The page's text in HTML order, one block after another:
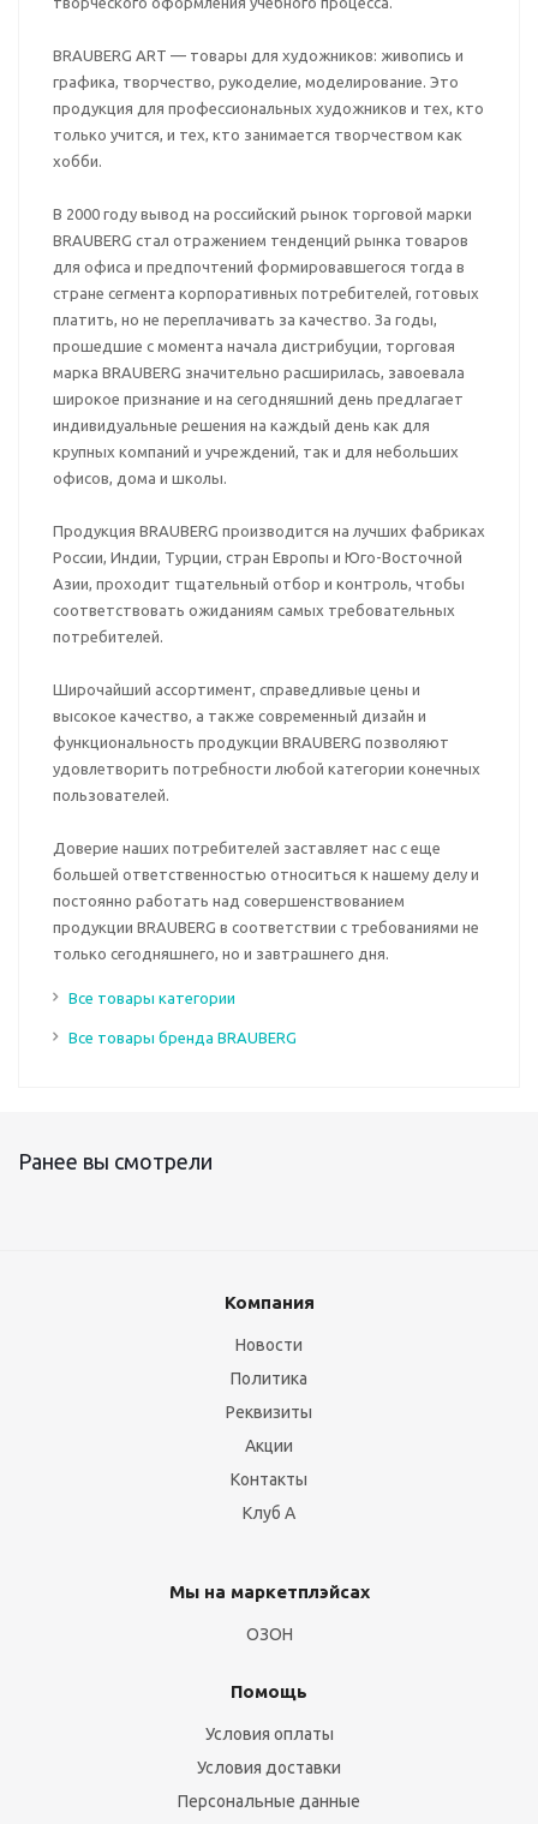
BRAUBERG ART — товары для художников: живопись и
графика, творчество, рукоделие, моделирование. Это
продукция для профессиональных художников и тех, кто
только учится, и тех, кто занимается творчеством как
хобби.
В 2000 году вывод на российский рынок торговой марки
BRAUBERG стал отражением тенденций рынка товаров
для офиса и предпочтений формировавшегося тогда в
стране сегмента корпоративных потребителей, готовых
платить, но не переплачивать за качество. За годы,
прошедшие с момента начала дистрибуции, торговая
марка BRAUBERG значительно расширилась, завоевала
широкое признание и на сегодняшний день предлагает
индивидуальные решения на каждый день как для
крупных компаний и учреждений, так и для небольших
офисов, дома и школы.
Продукция BRAUBERG производится на лучших фабриках
России, Индии, Турции, стран Европы и Юго-Восточной
Азии, проходит тщательный отбор и контроль, чтобы
соответствовать ожиданиям самых требовательных
потребителей.
Широчайший ассортимент, справедливые цены и
высокое качество, а также современный дизайн и
функциональность продукции BRAUBERG позволяют
удовлетворить потребности любой категории конечных
пользователей.
Доверие наших потребителей заставляет нас с еще
большей ответственностью относиться к нашему делу и
постоянно работать над совершенствованием
продукции BRAUBERG в соответствии с требованиями не
только сегодняшнего, но и завтрашнего дня.
Все товары категории
Все товары бренда BRAUBERG
Ранее вы смотрели
Компания
Новости
Политика
Реквизиты
Акции
Контакты
Клуб А
Мы на маркетплэйсах
ОЗОН
Помощь
Условия оплаты
Условия доставки
Персональные данные